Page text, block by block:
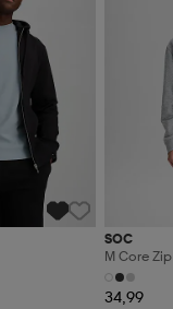
SOC
M Core
34,99